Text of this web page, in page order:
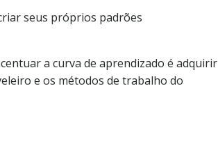
seus próprios padrões
a curva de aprendizado é adquirir
e os métodos de trabalho do